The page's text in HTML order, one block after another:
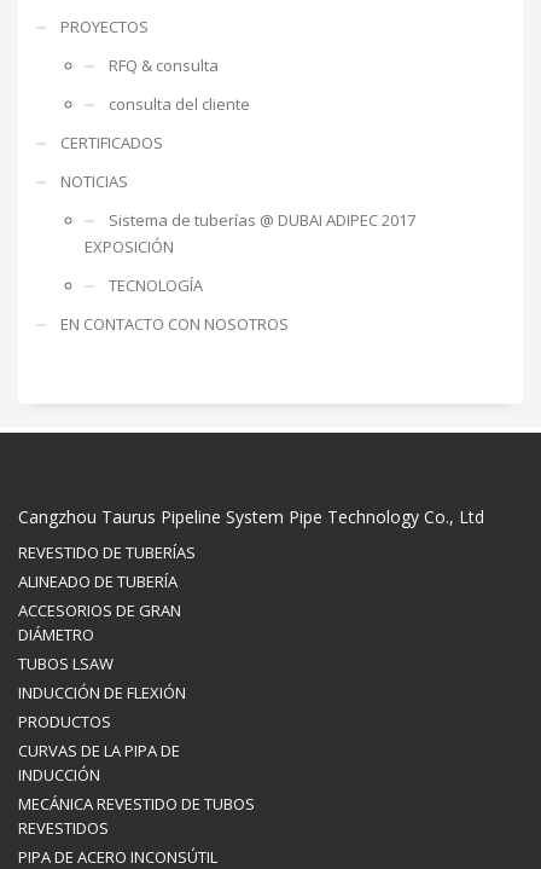
PROYECTOS
RFQ & consulta
consulta del cliente
CERTIFICADOS
NOTICIAS
Sistema de tuberías @ DUBAI ADIPEC 2017
EXPOSICIÓN
TECNOLOGÍA
EN CONTACTO CON NOSOTROS
Cangzhou Taurus Pipeline System Pipe Technology Co., Ltd
REVESTIDO DE TUBERÍAS
ALINEADO DE TUBERÍA
ACCESORIOS DE GRAN
DIÁMETRO
TUBOS LSAW
INDUCCIÓN DE FLEXIÓN
PRODUCTOS
CURVAS DE LA PIPA DE
INDUCCIÓN
MECÁNICA REVESTIDO DE TUBOS
REVESTIDOS
PIPA DE ACERO INCONSÚTIL